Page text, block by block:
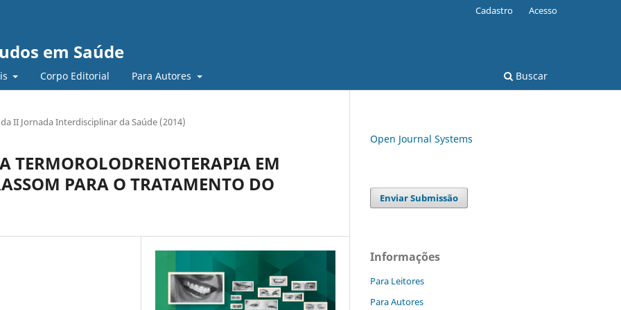
em Saúde
Corpo Editorial Para Autores Buscar
Cadastro Acesso
II Jornada Interdisciplinar da Saúde (2014)
TERMOROLODRENOTERAPIA EM
PARA O TRATAMENTO DO
Open Journal Systems
Enviar Submissão
Informações
Para Leitores
Para Autores